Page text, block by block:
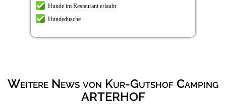
Hunde im Restaurant erlaubt
Hundedusche
Weitere News von Kur-Gutshof Camping
ARTERHOF